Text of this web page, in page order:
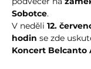
Sobotce.
V neděli 12.
hodin se zde
Koncert Belcanto